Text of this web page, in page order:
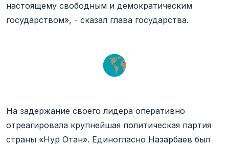
настоящему свободным и демократическим
государством», - сказал глава государства.
На задержание своего лидера оперативно
отреагировала крупнейшая политическая партия
страны «Нур Отан». Единогласно Назарбаев был